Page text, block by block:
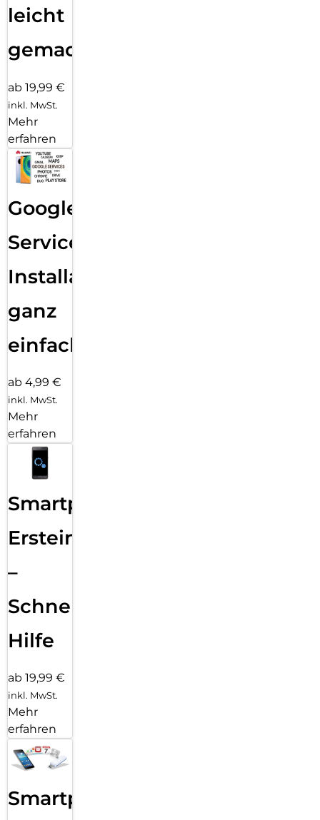
leicht
gemacht!
ab 19,99 €
inkl. MwSt.
Mehr
erfahren
Google
Services
Installation
ganz
einfach
ab 4,99 €
inkl. MwSt.
Mehr
erfahren
Smartphone
Ersteinrichtung
–
Schnelle
Hilfe
ab 19,99 €
inkl. MwSt.
Mehr
erfahren
Smartphone